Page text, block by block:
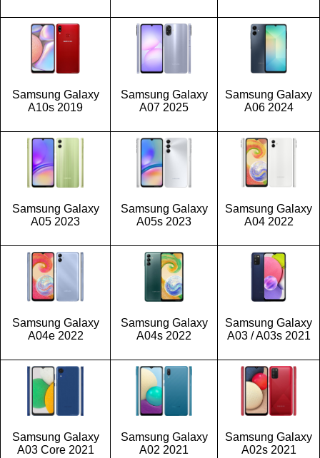
Samsung Galaxy
A10s 2019
Samsung Galaxy
A07 2025
Samsung Galaxy
A06 2024
Samsung Galaxy
A05 2023
Samsung Galaxy
A05s 2023
Samsung Galaxy
A04 2022
Samsung Galaxy
A04e 2022
Samsung Galaxy
A04s 2022
Samsung Galaxy
A03 / A03s 2021
Samsung Galaxy
A03 Core 2021
Samsung Galaxy
A02 2021
Samsung Galaxy
A02s 2021